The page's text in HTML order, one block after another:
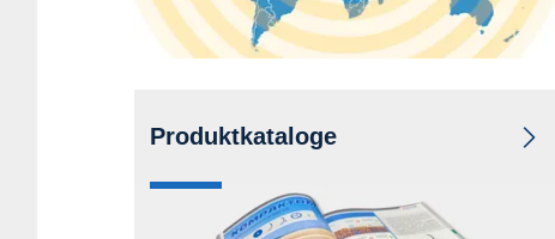
Produktkataloge